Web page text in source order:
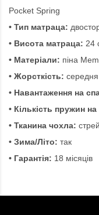
Pocket Spring
• Тип матраца:
• Висота матраца: 24
• Матеріали: піна
• Жорсткість: середня
• Навантаження на
• Кількість пружин
• Тканина чохла:
• Зима/Літо: так
• Гарантія: 18 місяців